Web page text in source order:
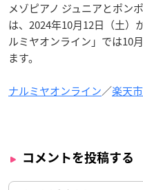
メゾピアノ ジュニアとポン
は、2024年10月12日（土）
ルミヤオンライン」では10
ます。
ナルミヤオンライン／楽天
コメントを投稿する